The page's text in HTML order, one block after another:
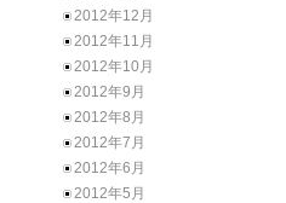
2012年12月
2012年11月
2012年10月
2012年9月
2012年8月
2012年7月
2012年6月
2012年5月